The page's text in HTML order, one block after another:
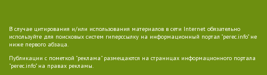
В случае цитирования и/или использования материалов в сети Internet обязательно
используйте для поисковых систем гиперссылку на информационный портал "perec.info" не
ниже первого абзаца.
Публикации с пометкой "реклама" размещаются на страницах информационного портала
"perec.info" на правах рекламы.